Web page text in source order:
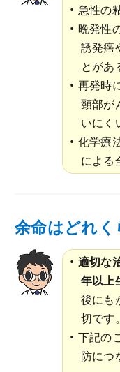
急性の
晩発性
誘発癌
とがあ
再発時
頸部が
いにく
化学療
による
余命はどれく
適切な
年以上
後にも
切です。
下記の
防につ